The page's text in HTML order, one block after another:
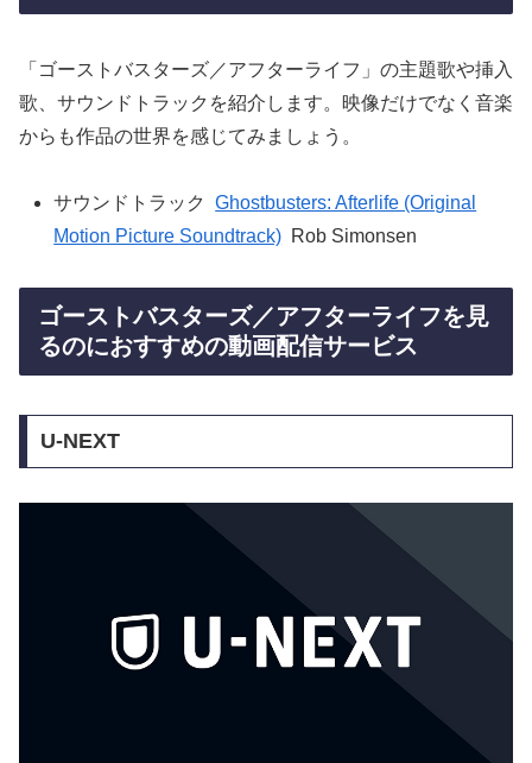
「ゴーストバスターズ／アフターライフ」の主題歌や挿入
歌、サウンドトラックを紹介します。映像だけでなく音楽
からも作品の世界を感じてみましょう。
サウンドトラック
Ghostbusters: Afterlife (Original
Motion Picture Soundtrack) Rob Simonsen
ゴーストバスターズ／アフターライフを見
るのにおすすめの動画配信サービス
U-NEXT